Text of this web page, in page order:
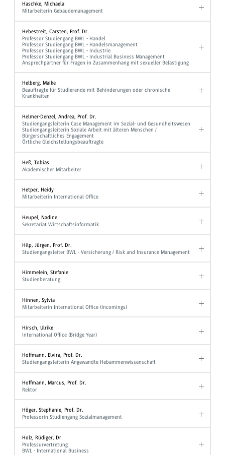
Haschke, Michaela
Mitarbeiterin Gebäudemanagement
Hebestreit, Carsten, Prof. Dr.
Professor Studiengang BWL - Handel
Professor Studiengang BWL - Handelsmanagement
Professor Studiengang BWL - Industrie
Professor Studiengang BWL - Industrial Business Management
Ansprechpartner für Fragen in Zusammenhang mit sexueller Belästigung
Helberg, Maike
Beauftragte für Studierende mit Behinderungen oder chronische
Krankheiten
Helmer-Denzel, Andrea, Prof. Dr.
Studiengangsleiterin Case Management im Sozial- und Gesundheitswesen
Studiengangsleiterin Soziale Arbeit mit älteren Menschen /
Bürgerschaftliches Engagement
Örtliche Gleichstellungsbeauftragte
Heß, Tobias
Akademischer Mitarbeiter
Hetper, Heidy
Mitarbeiterin International Office
Heupel, Nadine
Sekretariat Wirtschaftsinformatik
Hilp, Jürgen, Prof. Dr.
Studiengangsleiter BWL - Versicherung / Risk and Insurance Management
Himmelein, Stefanie
Studienberatung
Hinnen, Sylvia
Mitarbeiterin International Office (Incomings)
Hirsch, Ulrike
International Office (Bridge Year)
Hoffmann, Elvira, Prof. Dr.
Studiengangsleiterin Angewandte Hebammenwissenschaft
Hoffmann, Marcus, Prof. Dr.
Rektor
Höger, Stephanie, Prof. Dr.
Professorin Studiengang Sozialmanagement
Holz, Rüdiger, Dr.
Professurvertretung
BWL - International Business